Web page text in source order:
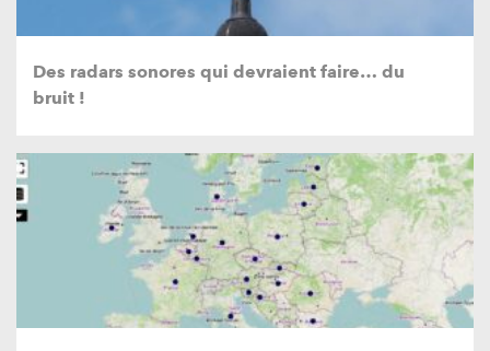
Des radars sonores qui devraient faire… du
bruit !